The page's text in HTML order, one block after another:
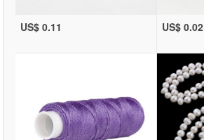
US$ 0.11 US$ 0.02